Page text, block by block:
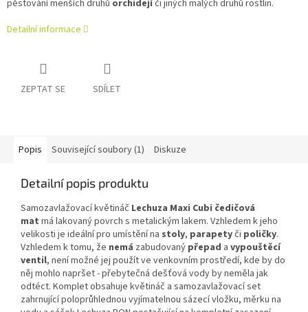
pěstování menších druhů orchidejíči jiných malých druhů rostlin.
Detailní informace
ZEPTAT SE SDÍLET
Popis Související soubory (1) Diskuze
Detailní popis produktu
Samozavlažovací květináč Lechuza Maxi Cubi čedičová
mat má lakovaný povrch s metalickým lakem. Vzhledem k jeho
velikosti je ideální pro umístění na stoly, parapetyči poličky.
Vzhledem k tomu, že nemá zabudovaný přepad a vypouštěcí
ventil, není možné jej použít ve venkovním prostředí, kde by do
něj mohlo napršet - přebytečná dešťová vody by neměla jak
odtéct. Komplet obsahuje květináč a samozavlažovací set
zahrnující poloprůhlednou vyjímatelnou sázecí vložku, měrku na